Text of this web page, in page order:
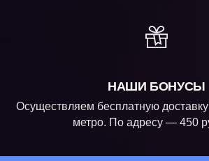
НАШИ БОНУСЫ
Осуществляем бесплатную
метро. По адресу — 450